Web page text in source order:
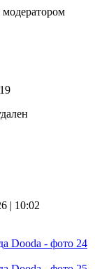
| 10:02